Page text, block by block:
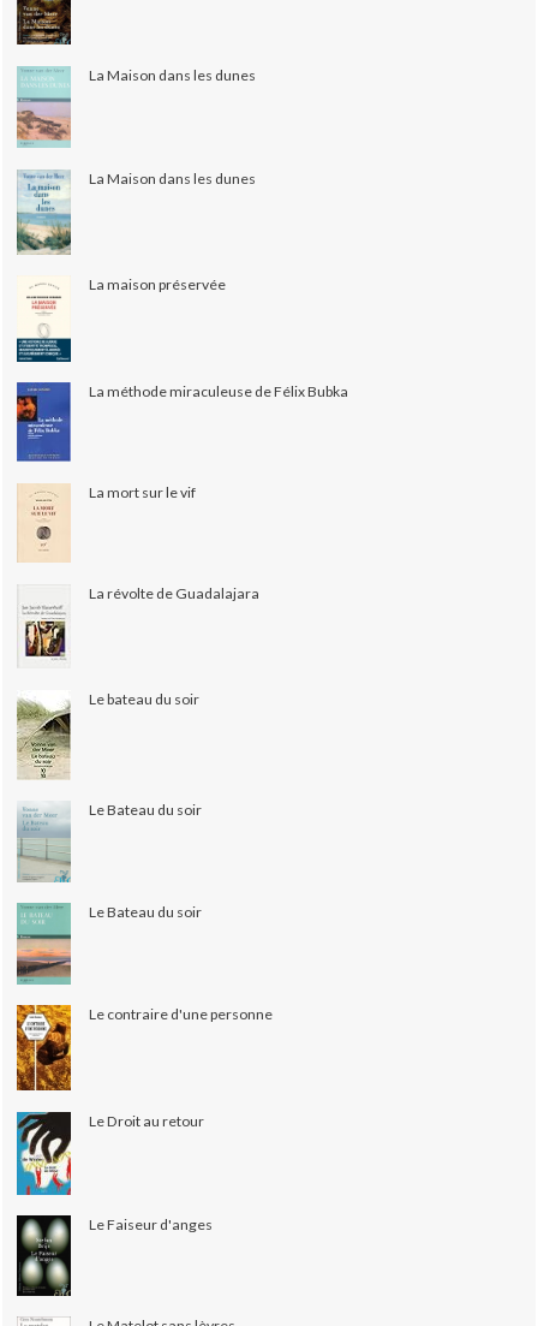
La Maison dans les dunes
La Maison dans les dunes
La maison préservée
La méthode miraculeuse de Félix Bubka
La mort sur le vif
La révolte de Guadalajara
Le bateau du soir
Le Bateau du soir
Le Bateau du soir
Le contraire d'une personne
Le Droit au retour
Le Faiseur d'anges